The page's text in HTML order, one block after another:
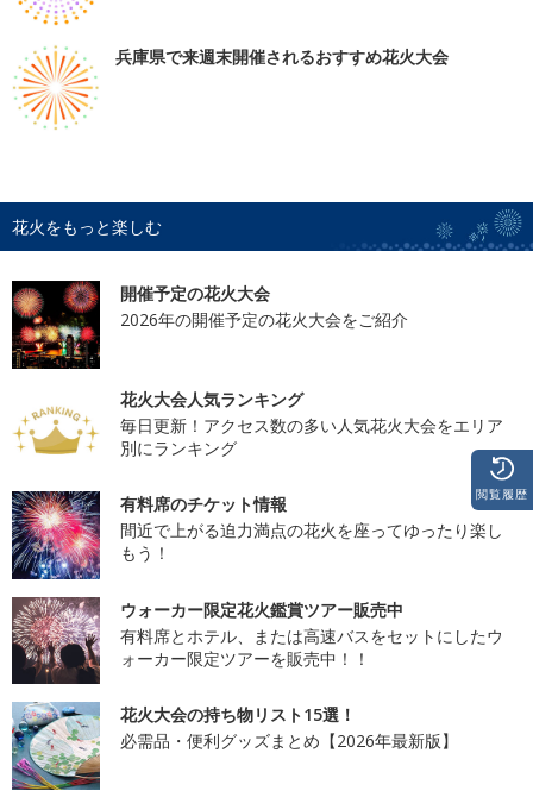
兵庫県で来週末開催されるおすすめ花火大会
花火をもっと楽しむ
開催予定の花火大会
2026年の開催予定の花火大会をご紹介
花火大会人気ランキング
毎日更新！アクセス数の多い人気花火大会をエリア
別にランキング
有料席のチケット情報
間近で上がる迫力満点の花火を座ってゆったり楽し
もう！
ウォーカー限定花火鑑賞ツアー販売中
有料席とホテル、または高速バスをセットにしたウ
ォーカー限定ツアーを販売中！！
花火大会の持ち物リスト15選！
必需品・便利グッズまとめ【2026年最新版】
閲覧履歴